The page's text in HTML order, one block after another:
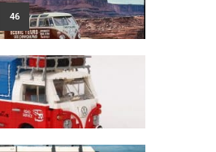
46